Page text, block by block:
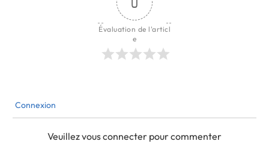
Évaluation de l'articl
e
Connexion
Veuillez vous connecter pour commenter